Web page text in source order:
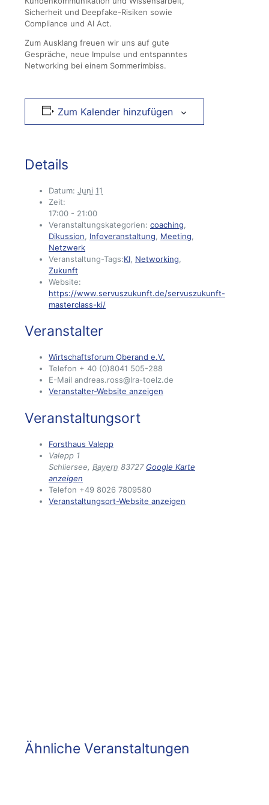
Sicherheit und Deepfake-Risiken sowie
Compliance und AI Act.
Zum Ausklang freuen wir uns auf gute
Gespräche, neue Impulse und entspanntes
Networking bei einem Sommerimbiss.
Zum Kalender hinzufügen
Details
Datum: Juni 11
Zeit:
17:00 - 21:00
Veranstaltungskategorien: coaching,
Dikussion, Infoveranstaltung, Meeting,
Netzwerk
Veranstaltung-Tags:KI, Networking,
Zukunft
Website:
https://www.servuszukunft.de/servuszukunft-
masterclass-ki/
Veranstalter
Wirtschaftsforum Oberand e.V.
Telefon + 40 (0)8041 505-288
E-Mail andreas.ross@lra-toelz.de
Veranstalter-Website anzeigen
Veranstaltungsort
Forsthaus Valepp
Valepp 1
Schliersee, Bayern 83727 Google Karte
anzeigen
Telefon +49 8026 7809580
Veranstaltungsort-Website anzeigen
Ähnliche Veranstaltungen